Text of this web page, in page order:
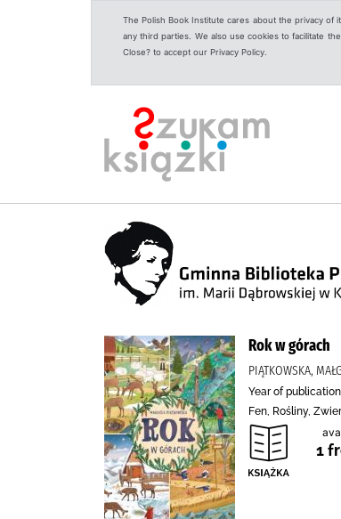
The Polish Book Institute cares about the privacy
any third parties. We also use cookies to facilitate
Close? to accept our Privacy Policy.
Rok w górach
PIĄTKOWSKA,
Year of
Fen, Rośliny,
1